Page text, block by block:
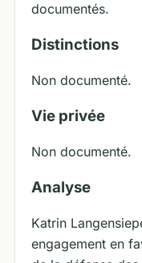
documentés.
Distinctions
Non documenté.
Vie privée
Non documenté.
Analyse
Katrin
engagement en